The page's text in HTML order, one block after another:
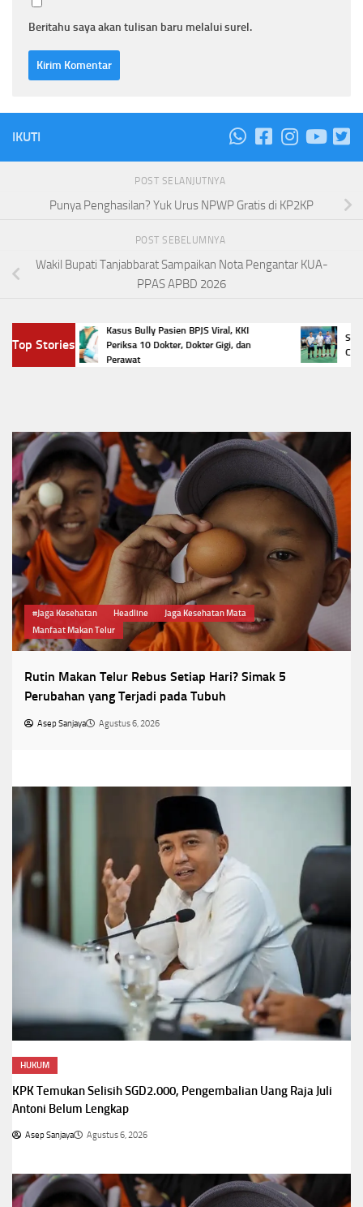
Beritahu saya akan tulisan baru melalui surel.
IKUTI
POST SELANJUTNYA
Punya Penghasilan? Yuk Urus NPWP Gratis di KP2KP
POST SEBELUMNYA
Wakil Bupati Tanjabbarat Sampaikan Nota Pengantar KUA-
PPAS APBD 2026
Top Stories
Kasus Bully Pasien BPJS Viral, KKI
Periksa 10 Dokter, Dokter Gigi, dan
Perawat
Smash
Cup III
#Jaga Kesehatan Headline
Jaga Kesehatan Mata
Manfaat Makan Telur
Rutin Makan Telur Rebus Setiap Hari? Simak 5
Perubahan yang Terjadi pada Tubuh
Asep Sanjaya Agustus 6, 2026
HUKUM
KPK Temukan Selisih SGD2.000, Pengembalian Uang Raja Juli
Antoni Belum Lengkap
Asep Sanjaya Agustus 6, 2026